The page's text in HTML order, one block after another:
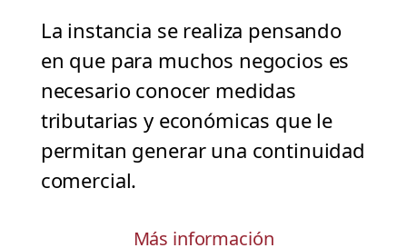
La instancia se realiza pensando
en que para muchos negocios es
necesario conocer medidas
tributarias y económicas que le
permitan generar una continuidad
comercial.
Más información